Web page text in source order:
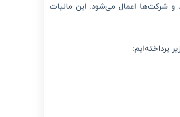
و شرکت‌ها اعمال می‌شود. این مالیات
پرداخته‌ایم: